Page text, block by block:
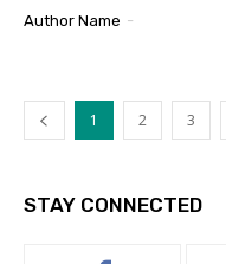
Author Name -
1 2 3
STAY CONNECTED